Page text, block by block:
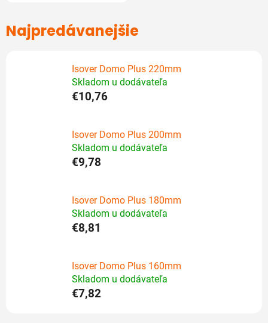
Najpredávanejšie
Isover Domo Plus 220mm
Skladom u dodávateľa
€10,76
Isover Domo Plus 200mm
Skladom u dodávateľa
€9,78
Isover Domo Plus 180mm
Skladom u dodávateľa
€8,81
Isover Domo Plus 160mm
Skladom u dodávateľa
€7,82